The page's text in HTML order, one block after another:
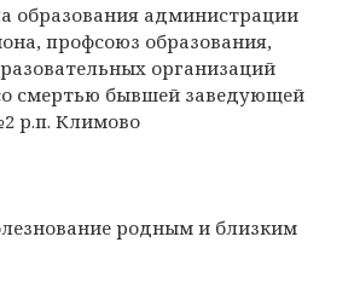
образования администрации
профсоюз образования,
организаций
смертью бывшей заведующей
р.п. Климово
родным и близким